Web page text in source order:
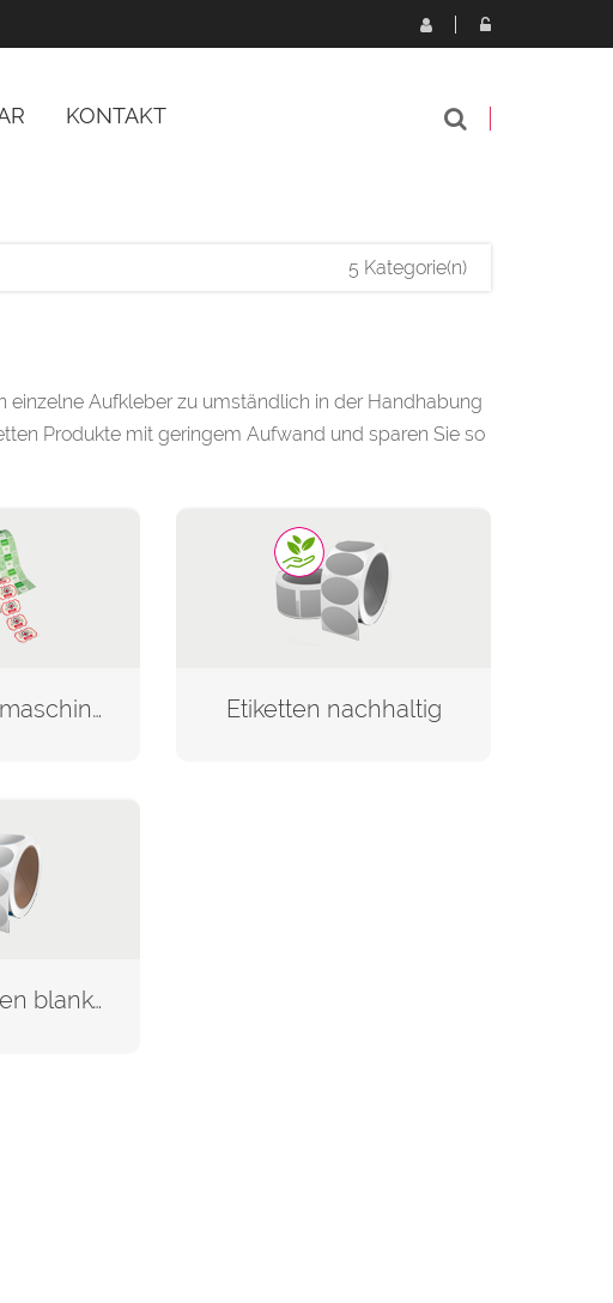
KONTAKT
5 Kategorie(n)
Aufkleber zu umständlich in der Handhabung
Produkte mit geringem Aufwand und sparen Sie so
Etiketten für maschinelle Anwendung Etiketten nachhaltig
Rollenetiketten blanko